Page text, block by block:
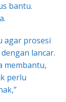
bantu.
agar prosesi
lancar.
membantu,
perlu